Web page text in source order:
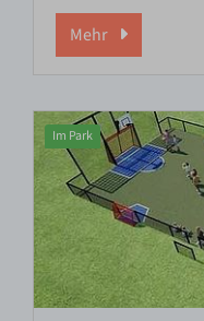
Mehr
Im Park